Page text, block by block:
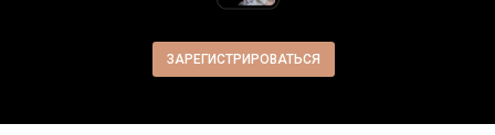
ЗАРЕГИСТРИРОВАТЬСЯ